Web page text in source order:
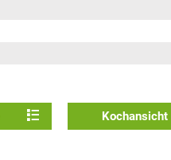
Kochansicht